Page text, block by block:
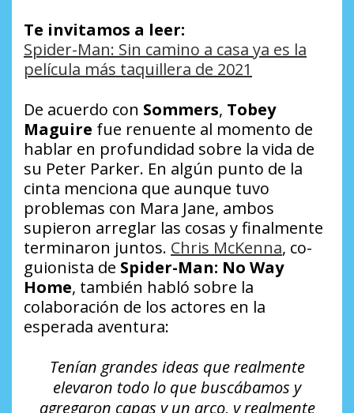
Te invitamos a leer:
Spider-Man: Sin camino a casa ya es la
película más taquillera de 2021
De acuerdo con Sommers, Tobey
Maguire fue renuente al momento de
hablar en profundidad sobre la vida de
su Peter Parker. En algún punto de la
cinta menciona que aunque tuvo
problemas con Mara Jane, ambos
supieron arreglar las cosas y finalmente
terminaron juntos. Chris McKenna, co-
guionista de Spider-Man: No Way
Home, también habló sobre la
colaboración de los actores en la
esperada aventura:
Tenían grandes ideas que realmente
elevaron todo lo que buscábamos y
agregaron capas y un arco, y realmente